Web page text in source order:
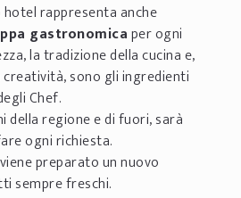
rappresenta anche
gastronomicaper ogni
la tradizione della cucina e,
sono gli ingredienti
Chef.
della regione e di fuori, sarà
ogni richiesta.
preparato un nuovo
sempre freschi.